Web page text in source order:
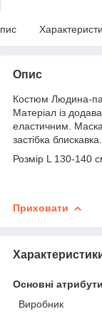
Опис
Костюм Людина-
Матеріал із
еластичним.
застібка блискавка.
Розмір L 130-140
Приховати
Основні атрибути
Виробник